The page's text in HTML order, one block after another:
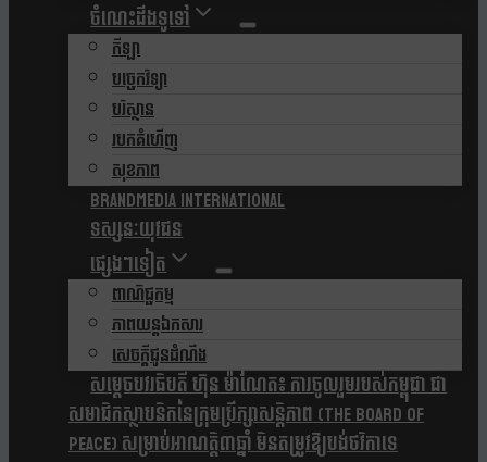
ចំណេះដឹងទូទៅ
កីឡា
បច្ចេកវិទ្យា
បរិស្ថាន
របកគំហើញ
សុខភាព
Brandmedia international
ទស្សនៈយុវជន
ផ្សេងៗទៀត
ពាណិជ្ជកម្ម
ភាពយន្តឯកសារ
សេចក្តីជូនដំណឹង
សម្តេចបវរធិបតី ហ៊ុន ម៉ាណែត៖ ការចូលរួមរបស់កម្ពុជា ជា
សមាជិកស្ថាបនិកនៃក្រុមប្រឹក្សាសន្តិភាព (The Board Of
Peace) សម្រាប់អាណត្តិ៣ឆ្នាំ មិនតម្រូវឱ្យបង់ថវិកាទេ